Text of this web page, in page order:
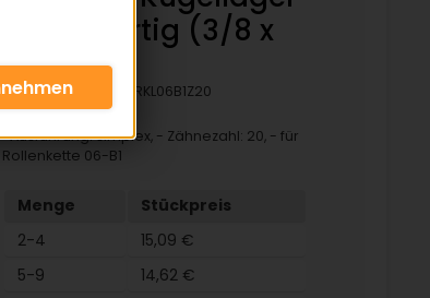
Einbaufertig (3/8 x
7/32)
Artikelnummer: KRKL06B1Z20
-Ausführung: simplex, - Zähnezahl: 20, - für
Rollenkette 06-B1
Menge
Stückpreis
2-4
15,09 €
5-9
14,62 €